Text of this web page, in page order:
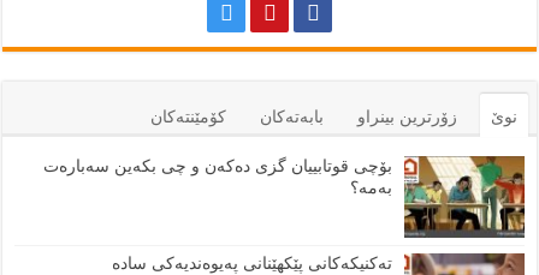
نوێ زۆرترين بينراو بابەتەكان كۆمێنتەكان
بۆچی قوتابییان گزی دەکەن و چی بکەین سەبارەت
بەمە؟
تەکنیکەکانی پێکهێنانی پەیوەندیەکی سادە